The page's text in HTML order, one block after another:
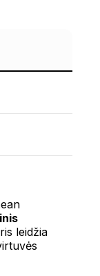
leidžia